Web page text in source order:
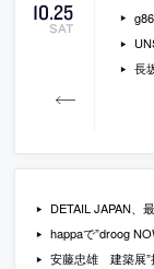
10.25
SAT
長
DETAIL JAPAN、
happaで”droog
安藤忠雄 建築展”